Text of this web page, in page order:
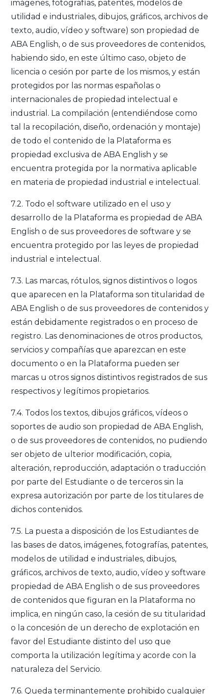
imágenes, fotografías, patentes, modelos de
utilidad e industriales, dibujos, gráficos, archivos de
texto, audio, vídeo y software) son propiedad de
ABA English, o de sus proveedores de contenidos,
habiendo sido, en este último caso, objeto de
licencia o cesión por parte de los mismos, y están
protegidos por las normas españolas o
internacionales de propiedad intelectual e
industrial. La compilación (entendiéndose como
tal la recopilación, diseño, ordenación y montaje)
de todo el contenido de la Plataforma es
propiedad exclusiva de ABA English y se
encuentra protegida por la normativa aplicable
en materia de propiedad industrial e intelectual.
7.2. Todo el software utilizado en el uso y
desarrollo de la Plataforma es propiedad de ABA
English o de sus proveedores de software y se
encuentra protegido por las leyes de propiedad
industrial e intelectual.
7.3. Las marcas, rótulos, signos distintivos o logos
que aparecen en la Plataforma son titularidad de
ABA English o de sus proveedores de contenidos y
están debidamente registrados o en proceso de
registro. Las denominaciones de otros productos,
servicios y compañías que aparezcan en este
documento o en la Plataforma pueden ser
marcas u otros signos distintivos registrados de sus
respectivos y legítimos propietarios.
7.4. Todos los textos, dibujos gráficos, vídeos o
soportes de audio son propiedad de ABA English,
o de sus proveedores de contenidos, no pudiendo
ser objeto de ulterior modificación, copia,
alteración, reproducción, adaptación o traducción
por parte del Estudiante o de terceros sin la
expresa autorización por parte de los titulares de
dichos contenidos.
7.5. La puesta a disposición de los Estudiantes de
las bases de datos, imágenes, fotografías, patentes,
modelos de utilidad e industriales, dibujos,
gráficos, archivos de texto, audio, vídeo y software
propiedad de ABA English o de sus proveedores
de contenidos que figuran en la Plataforma no
implica, en ningún caso, la cesión de su titularidad
o la concesión de un derecho de explotación en
favor del Estudiante distinto del uso que
comporta la utilización legítima y acorde con la
naturaleza del Servicio.
7.6. Queda terminantemente prohibido cualquier